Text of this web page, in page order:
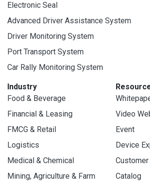
Electronic Seal
Advanced Driver Assistance System
Driver Monitoring System
Port Transport System
Car Rally Monitoring System
Industry
Food & Beverage
Financial & Leasing
FMCG & Retail
Logistics
Medical & Chemical
Mining, Agriculture & Farm
Video
Event
Device
Catalog